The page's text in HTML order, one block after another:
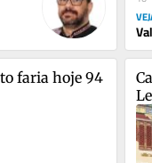
faria hoje 94